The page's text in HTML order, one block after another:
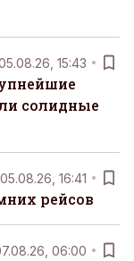
15:43
солидные
05.08.26, 16:41
рейсов
06:00